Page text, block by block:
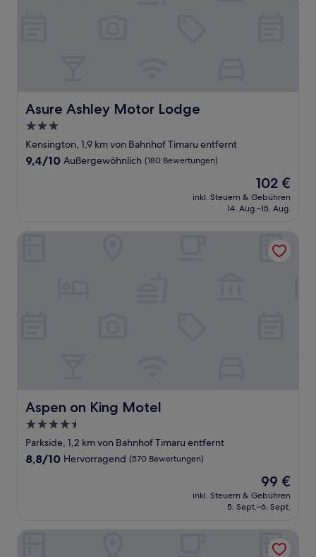
Asure Ashley Motor Lodge
Asure Ashley Motor Lodge
3.0-
Sterne-
Unterkunft
Kensington, 1,9 km von Bahnhof Timaru entfernt
9.4
9,4/10 Außergewöhnlich (180 Bewertungen)
Der
Preis
beträgt
102 €
inkl. Steuern & Gebühren
14. Aug.–15. Aug.
Aspen on King Motel
Aspen on King Motel
4.5-
Sterne-
Unterkunft
Parkside, 1,2 km von Bahnhof Timaru entfernt
8.8
8,8/10 Hervorragend (570 Bewertungen)
Der
Preis
beträgt
99 €
inkl. Steuern & Gebühren
5. Sept.–6. Sept.